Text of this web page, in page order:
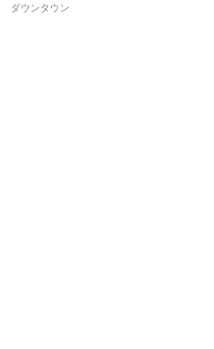
ダウンタウン